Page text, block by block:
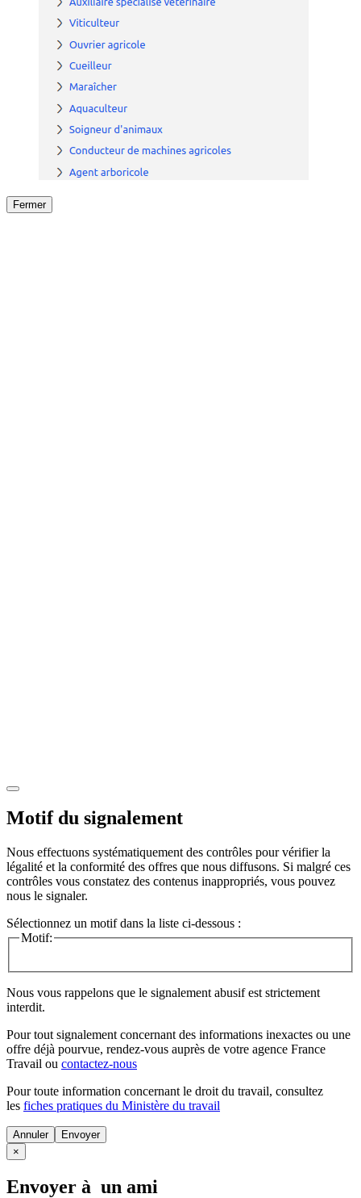
Fermer
Motif du signalement
Nous effectuons systématiquement des contrôles pour vérifier la
légalité et la conformité des offres que nous diffusons. Si malgré ces
contrôles vous constatez des contenus inappropriés, vous pouvez
nous le signaler.
Sélectionnez un motif dans la liste ci-dessous :
Motif:
Nous vous rappelons que le signalement abusif est strictement
interdit.
Pour tout signalement concernant des informations inexactes ou une
offre déjà pourvue, rendez-vous auprès de votre agence France
Travail ou contactez-nous
Pour toute information concernant le droit du travail, consultez
les fiches pratiques du Ministère du travail
Annuler
×
Envoyer à un ami